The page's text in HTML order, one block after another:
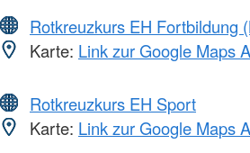
Rotkreuzkurs EH Fortbildung
Karte: Link zur Google Maps
Rotkreuzkurs EH Sport
Karte: Link zur Google Maps